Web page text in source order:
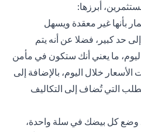
أبرزها:
بأنها غير معقدة ويسهل
حد كبير، فضلا عن أنه يتم
ما يعني أنك ستكون في مأمن
خلال اليوم، بالإضافة إلى
التي تُضاف إلى التكاليف
وضع كل بيضك في سلة واحدة،